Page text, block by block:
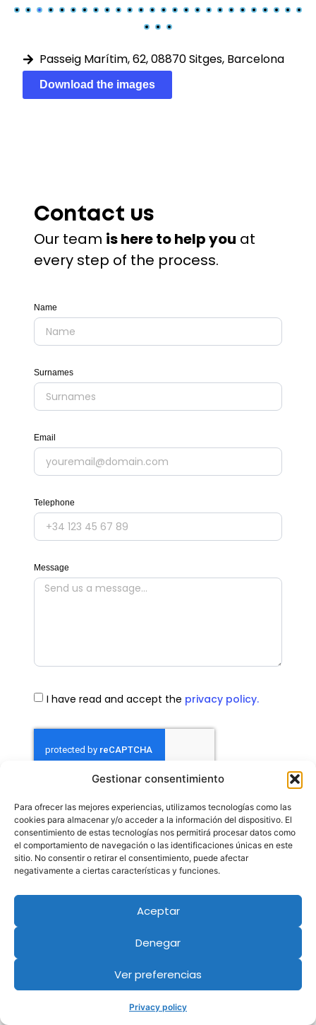
Gestionar consentimiento
Para ofrecer las mejores experiencias, utilizamos tecnologías como las
cookies para almacenar y/o acceder a la información del dispositivo. El
consentimiento de estas tecnologías nos permitirá procesar datos como
el comportamiento de navegación o las identificaciones únicas en este
sitio. No consentir o retirar el consentimiento, puede afectar
negativamente a ciertas características y funciones.
Aceptar
Denegar
Ver preferencias
Privacy policy
Passeig Marítim, 62, 08870 Sitges, Barcelona
Download the images
Contact us
Our team is here to help you at
every step of the process.
Name
Surnames
Email
Telephone
Message
I have read and accept the privacy policy.
Contact